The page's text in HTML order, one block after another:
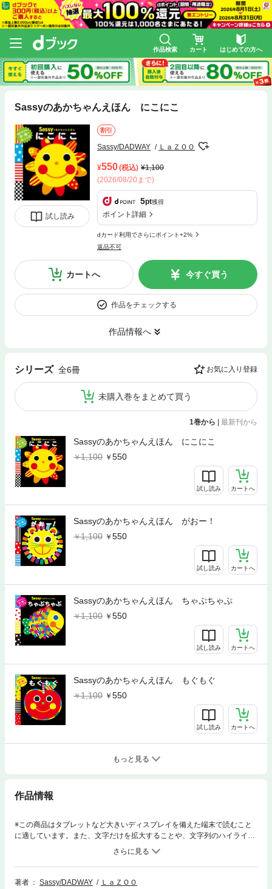
作品検索 カート はじめての方へ
Sassyのあかちゃんえほん にこにこ
試し読み
割引
Sassy/DADWAY ＬａＺＯＯ
550(税込)
1,100
(2026/08/20まで)
5pt獲得
ポイント詳細
dカード利用でさらにポイント+2%
返品不可
カートへ 今すぐ買う
作品をチェックする
作品情報へ
シリーズ 全6冊 お気に入り登録
未購入巻をまとめて買う
1巻から 最新刊から
Sassyのあかちゃんえほん にこにこ
1,100
550
試し読み カートへ
Sassyのあかちゃんえほん がおー！
1,100
550
試し読み カートへ
Sassyのあかちゃんえほん ちゃぷちゃぷ
1,100
550
試し読み カートへ
Sassyのあかちゃんえほん もぐもぐ
1,100
550
試し読み カートへ
もっと見る
作品情報
※この商品はタブレットなど大きいディスプレイを備えた端末で読むこと
に適しています。また、文字だけを拡大することや、文字列のハイライ
ト、検索、辞書の参照、引用などの機能が使用できません。【ママリ口コ
ミ大賞2022 春】で4度目の受賞！シリーズ累計１００万部突破（※2021
年8月6日現在）の大人気「Sassyのあかちゃんえほん」シリーズ、まずは
この一冊！いつもにこにこ、左右対称のはっきりした顔、白と黒や赤など
著者 Sassy/DADWAY
ＬａＺＯＯ